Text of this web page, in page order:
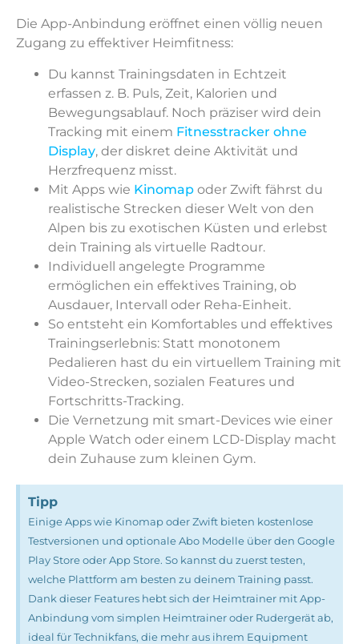
Die App-Anbindung eröffnet einen völlig neuen
Zugang zu effektiver Heimfitness:
Du kannst Trainingsdaten in Echtzeit
erfassen z. B. Puls, Zeit, Kalorien und
Bewegungsablauf. Noch präziser wird dein
Tracking mit einem Fitnesstracker ohne
Display, der diskret deine Aktivität und
Herzfrequenz misst.
Mit Apps wie Kinomap oder Zwift fährst du
realistische Strecken dieser Welt von den
Alpen bis zu exotischen Küsten und erlebst
dein Training als virtuelle Radtour.
Individuell angelegte Programme
ermöglichen ein effektives Training, ob
Ausdauer, Intervall oder Reha-Einheit.
So entsteht ein Komfortables und effektives
Trainingserlebnis: Statt monotonem
Pedalieren hast du ein virtuellem Training mit
Video-Strecken, sozialen Features und
Fortschritts-Tracking.
Die Vernetzung mit smart-Devices wie einer
Apple Watch oder einem LCD-Display macht
dein Zuhause zum kleinen Gym.
Tipp
Einige Apps wie Kinomap oder Zwift bieten kostenlose
Testversionen und optionale Abo Modelle über den Google
Play Store oder App Store. So kannst du zuerst testen,
welche Plattform am besten zu deinem Training passt.
Dank dieser Features hebt sich der Heimtrainer mit App-
Anbindung vom simplen Heimtrainer oder Rudergerät ab,
ideal für Technikfans, die mehr aus ihrem Equipment